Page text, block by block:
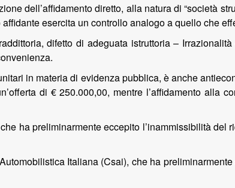
dell’affidamento diretto, alla natura di “società
esercita un controllo analogo a quello che
difetto di adeguata istruttoria –
in materia di evidenza pubblica, è anche
di € 250.000,00, mentre l’affidamento alla
ha preliminarmente eccepito l’inammissibilità
Italiana (Csai), che ha